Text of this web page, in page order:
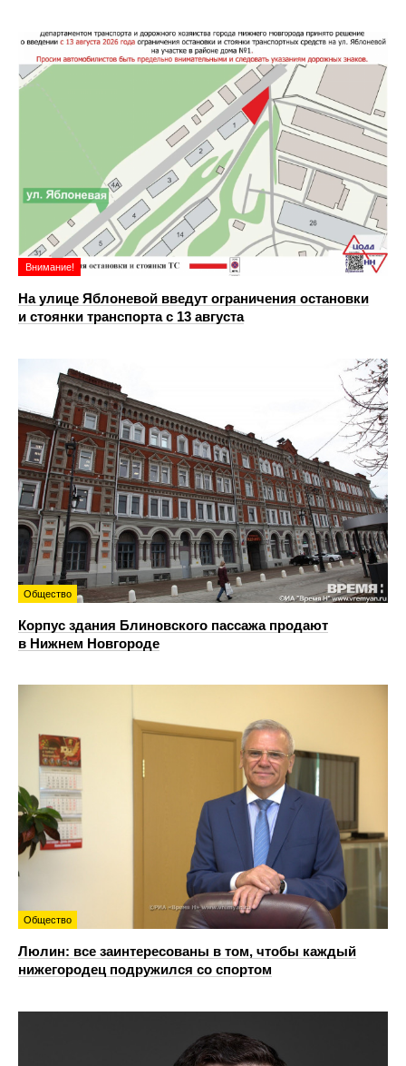
Внимание!
На улице Яблоневой введут ограничения остановки
и стоянки транспорта с 13 августа
Общество
Корпус здания Блиновского пассажа продают
в Нижнем Новгороде
Общество
Люлин: все заинтересованы в том, чтобы каждый
нижегородец подружился со спортом